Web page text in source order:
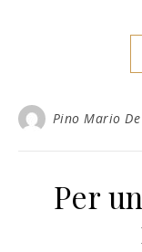
Pino Mario
Per